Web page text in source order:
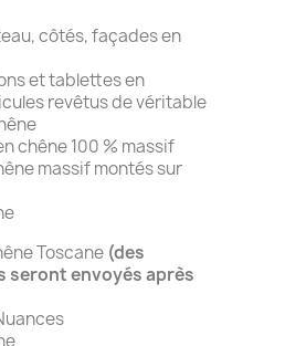
côtés, façades en
et tablettes en
revêtus de véritable
chêne 100 % massif
massif montés sur
Toscane (des
seront envoyés après